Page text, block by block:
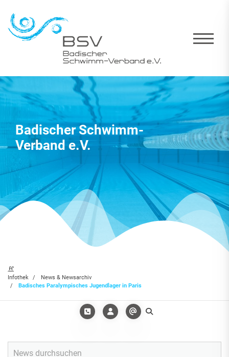
Badischer Schwimm-
Verband e.V.
Infothek
News & Newsarchiv
Badisches Paralympisches Jugendlager in Paris